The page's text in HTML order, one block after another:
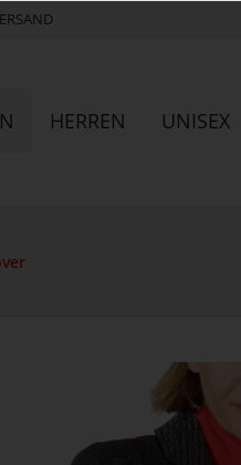
HERREN UNISEX